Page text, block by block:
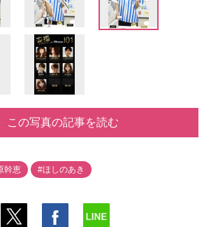
この写真の記事を読む
幹恵 #ほしのあき